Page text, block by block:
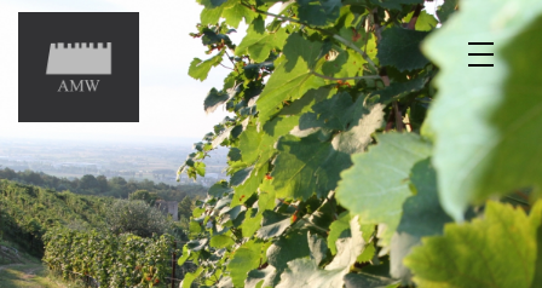
Home
Il Figlio della Roccia
Chi siamo
Territorio e vigneto